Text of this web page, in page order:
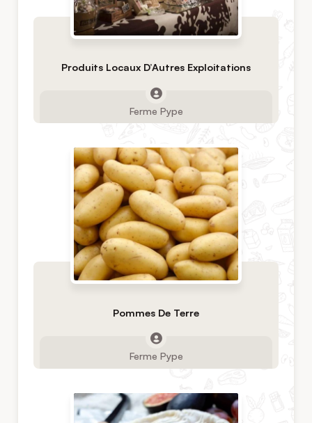
Produits Locaux D’Autres Exploitations
Ferme Pype
Pommes De Terre
Ferme Pype